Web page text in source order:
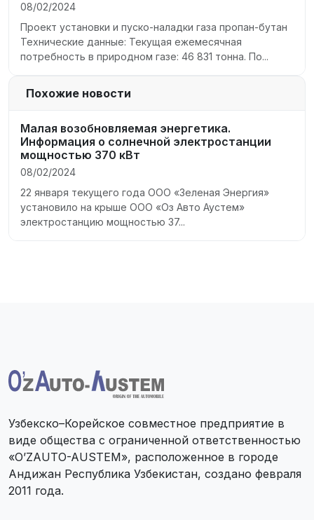
08/02/2024
Проект установки и пуско-наладки газа пропан-бутан
Технические данные: Текущая ежемесячная
потребность в природном газе: 46 831 тонна. По...
Похожие новости
Малая возобновляемая энергетика.
Информация о солнечной электростанции
мощностью 370 кВт
08/02/2024
22 января текущего года ООО «Зеленая Энергия»
установило на крыше ООО «Оз Авто Аустем»
электростанцию ​​мощностью 37...
Узбекско–Корейское совместное предприятие в
виде общества с ограниченной ответственностью
«O’ZAUTO-AUSTEM», расположенное в городе
Андижан Республика Узбекистан, создано февраля
2011 года.